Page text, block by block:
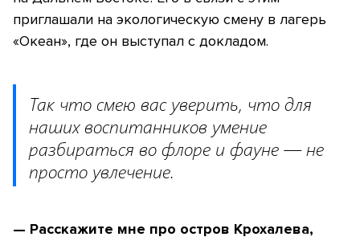
приглашали на экологическую смену в лагерь
«Океан», где он выступал с докладом.
Так что смею вас уверить, что для
наших воспитанников умение
разбираться во флоре и фауне — не
просто увлечение.
— Расскажите мне про остров Крохалева,